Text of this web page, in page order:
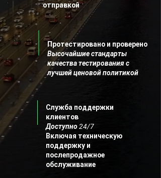
отправкой
Протестировано и проверено
Высочайшие стандарты
качества тестирования с
лучшей ценовой политикой
Служба поддержки
клиентов
Доступно 24/7
Включая техническую
поддержку и
послепродажное
обслуживание